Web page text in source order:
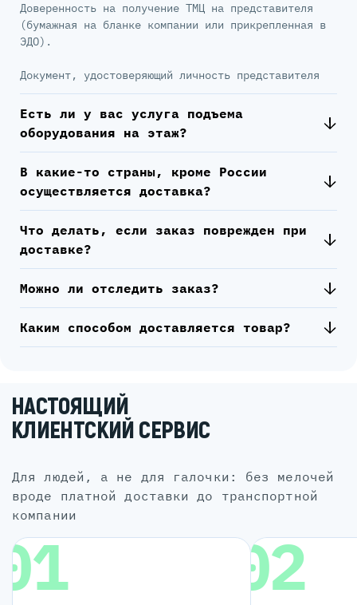
Доверенность на получение ТМЦ на представителя
(бумажная на бланке компании или прикрепленная в
ЭДО).
Документ, удостоверяющий личность представителя
Есть ли у вас услуга подъема
оборудования на этаж?
В какие-то страны, кроме России
осуществляется доставка?
Что делать, если заказ поврежден при
доставке?
Можно ли отследить заказ?
Каким способом доставляется товар?
НАСТОЯЩИЙ
КЛИЕНТСКИЙ СЕРВИС
для людей, а не для галочки: без мелочей
вроде платной доставки до транспортной
компании
02